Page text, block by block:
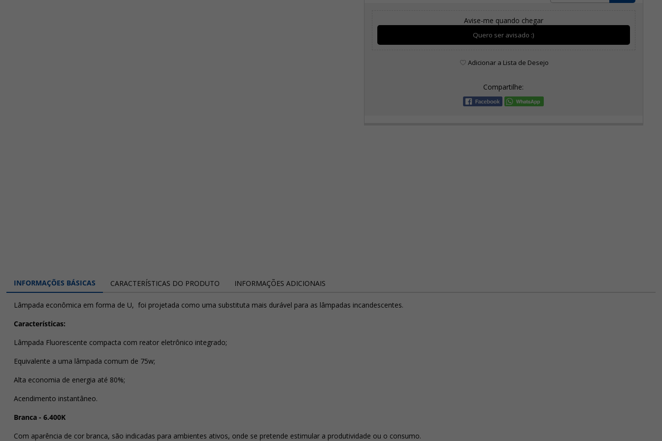
Avise-me quando chegar
Quero ser avisado :)
Adicionar a Lista de Desejo
Compartilhe:
INFORMAÇÕES BÁSICAS CARACTERÍSTICAS DO PRODUTO INFORMAÇÕES ADICIONAIS
Lâmpada econômica em forma de U, foi projetada como uma substituta mais durável para as lâmpadas incandescentes.
Características:
Lâmpada Fluorescente compacta com reator eletrônico integrado;
Equivalente a uma lâmpada comum de 75w;
Alta economia de energia até 80%;
Acendimento instantâneo.
Branca - 6.400K
Com aparência de cor branca, são indicadas para ambientes ativos, onde se pretende estimular a produtividade ou o consumo.